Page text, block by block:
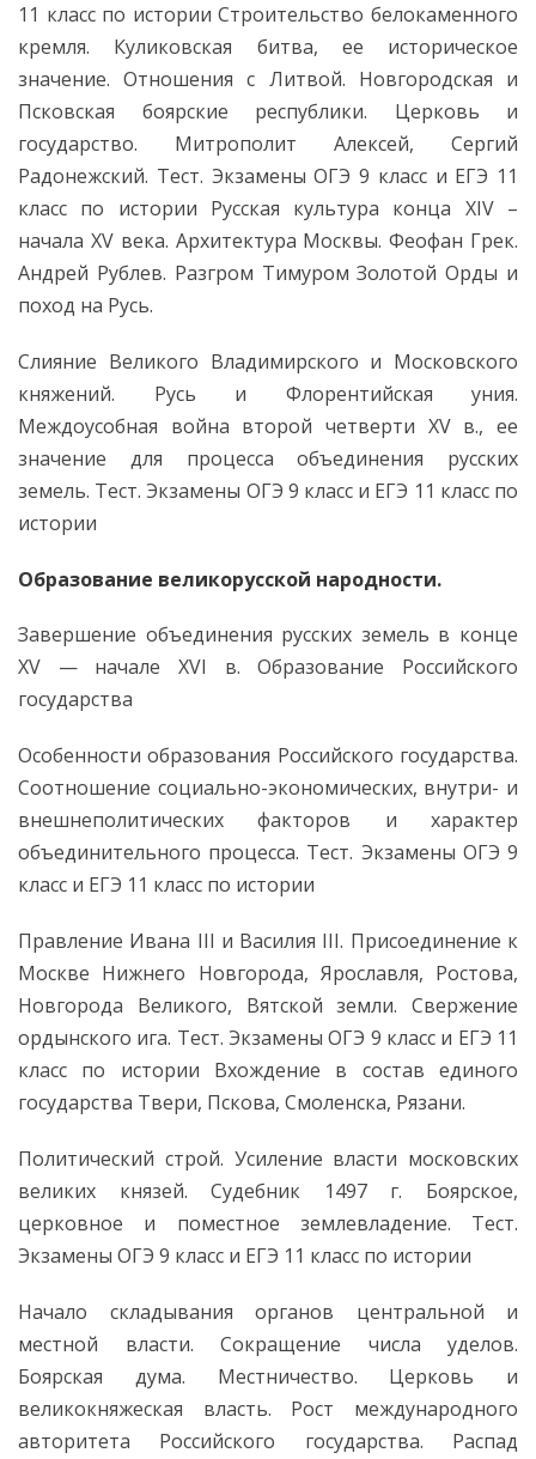
11 класс по истории Строительство белокаменного
кремля. Куликовская битва, ее историческое
значение. Отношения с Литвой. Новгородская и
Псковская боярские республики. Церковь и
государство. Митрополит Алексей, Сергий
Радонежский. Тест. Экзамены ОГЭ 9 класс и ЕГЭ 11
класс по истории Русская культура конца XIV –
начала XV века. Архитектура Москвы. Феофан Грек.
Андрей Рублев. Разгром Тимуром Золотой Орды и
поход на Русь.
Слияние Великого Владимирского и Московского
княжений. Русь и Флорентийская уния.
Междоусобная война второй четверти XV в., ее
значение для процесса объединения русских
земель. Тест. Экзамены ОГЭ 9 класс и ЕГЭ 11 класс по
истории
Образование великорусской народности.
Завершение объединения русских земель в конце
XV — начале XVI в. Образование Российского
государства
Особенности образования Российского государства.
Соотношение социально-экономических, внутри- и
внешнеполитических факторов и характер
объединительного процесса. Тест. Экзамены ОГЭ 9
класс и ЕГЭ 11 класс по истории
Правление Ивана III и Василия III. Присоединение к
Москве Нижнего Новгорода, Ярославля, Ростова,
Новгорода Великого, Вятской земли. Свержение
ордынского ига. Тест. Экзамены ОГЭ 9 класс и ЕГЭ 11
класс по истории Вхождение в состав единого
государства Твери, Пскова, Смоленска, Рязани.
Политический строй. Усиление власти московских
великих князей. Судебник 1497 г. Боярское,
церковное и поместное землевладение. Тест.
Экзамены ОГЭ 9 класс и ЕГЭ 11 класс по истории
Начало складывания органов центральной и
местной власти. Сокращение числа уделов.
Боярская дума. Местничество. Церковь и
великокняжеская власть. Рост международного
авторитета Российского государства. Распад